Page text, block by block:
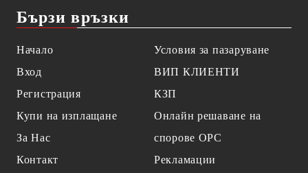
Бързи връзки
Начало
Вход
Регистрация
Купи на изплащане
За Нас
Контакт
Условия за пазаруване
ВИП КЛИЕНТИ
КЗП
Онлайн решаване на
спорове OPC
Рекламации